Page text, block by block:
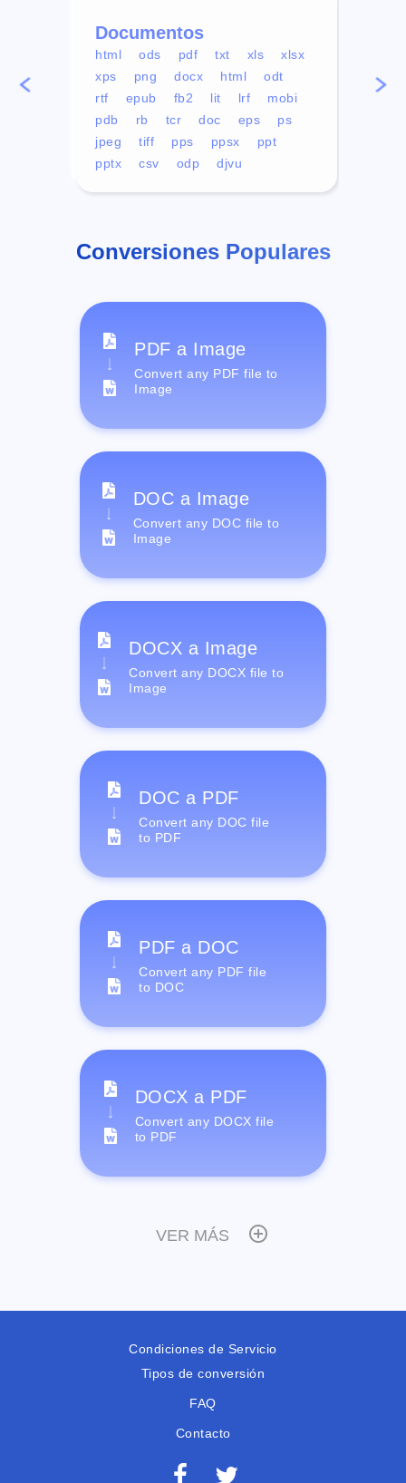
Documentos
html ods pdf txt xls
xlsx
xps
png docx html
odt
rtf
epub fb2 lit lrf
mobi
pdb
rb tcr doc eps
ps
jpeg
tiff pps ppsx
ppt
pptx
csv odp djvu
mp4
Conversiones Populares
PDF a Image
Convert any PDF file to
Image
DOC a Image
Convert any DOC file to
Image
DOCX a Image
Convert any DOCX file to
Image
DOC a PDF
Convert any DOC file
to PDF
PDF a DOC
Convert any PDF file
to DOC
DOCX a PDF
Convert any DOCX file
to PDF
VER MÁS
Condiciones de Servicio
Tipos de conversión
FAQ
Contacto